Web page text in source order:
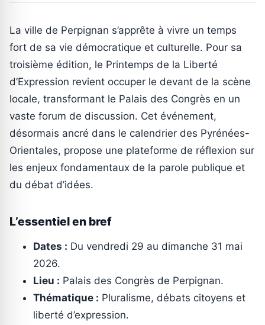
La ville de Perpignan s’apprête à vivre un temps
fort de sa vie démocratique et culturelle. Pour sa
troisième édition, le Printemps de la Liberté
d’Expression revient occuper le devant de la scène
locale, transformant le Palais des Congrès en un
vaste forum de discussion. Cet événement,
désormais ancré dans le calendrier des Pyrénées-
Orientales, propose une plateforme de réflexion sur
les enjeux fondamentaux de la parole publique et
du débat d’idées.
L’essentiel en bref
Dates : Du vendredi 29 au dimanche 31 mai
2026.
Lieu : Palais des Congrès de Perpignan.
Thématique : Pluralisme, débats citoyens et
liberté d’expression.